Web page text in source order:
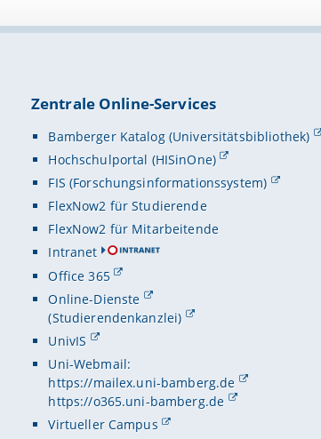
Zentrale Online-Services
Bamberger Katalog (Universitätsbibliothek)
Hochschulportal (HISinOne)
FIS (Forschungsinformationssystem)
FlexNow2 für Studierende
FlexNow2 für Mitarbeitende
Intranet
Office 365
Online-Dienste
(Studierendenkanzlei)
UnivIS
Uni-Webmail:
https://mailex.uni-bamberg.de
https://o365.uni-bamberg.de
Virtueller Campus